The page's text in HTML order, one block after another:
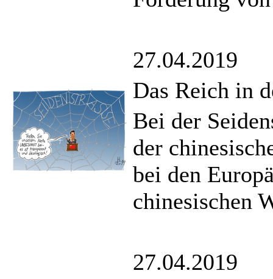
27.04.2019
Das Reich in
Bei der
der
bei den
chinesischen
27.04.2019